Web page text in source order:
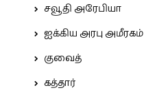
சவூதி அரேபியா
ஐக்கிய அரபு அமீரகம்
குவைத்
கத்தார்